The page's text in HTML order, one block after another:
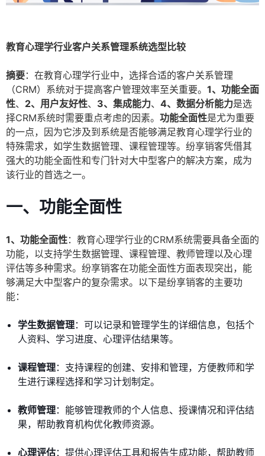
教育心理学行业客户关系管理系统选型比较
摘要：在教育心理学行业中，选择合适的客户关系管理
（CRM）系统对于提高客户管理效率至关重要。 1、功能全面
性、 2、用户友好性、 3、集成能力、 4、数据分析能力是选
择CRM系统时需要重点考虑的因素。 功能全面性是尤为重要
的一点，因为它涉及到系统是否能够满足教育心理学行业的
特殊需求，如学生数据管理、课程管理等。纷享销客凭借其
强大的功能全面性和专门针对大中型客户的解决方案，成为
该行业的首选之一。
一、功能全面性
1、功能全面性：教育心理学行业的CRM系统需要具备全面的
功能，以支持学生数据管理、课程管理、教师管理以及心理
评估等多种需求。纷享销客在功能全面性方面表现突出，能
够满足大中型客户的复杂需求。以下是纷享销客的主要功
能：
学生数据管理：可以记录和管理学生的详细信息，包括个
人资料、学习进度、心理评估结果等。
课程管理：支持课程的创建、安排和管理，方便教师和学
生进行课程选择和学习计划制定。
教师管理：能够管理教师的个人信息、授课情况和评估结
果，帮助教育机构优化教师资源。
心理评估：提供心理评估工具和报告生成功能，帮助教师